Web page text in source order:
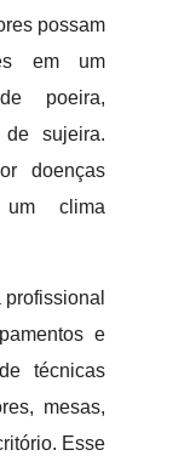
possam
em um
poeira,
de sujeira.
doenças
um clima
e
técnicas
mesas,
Esse